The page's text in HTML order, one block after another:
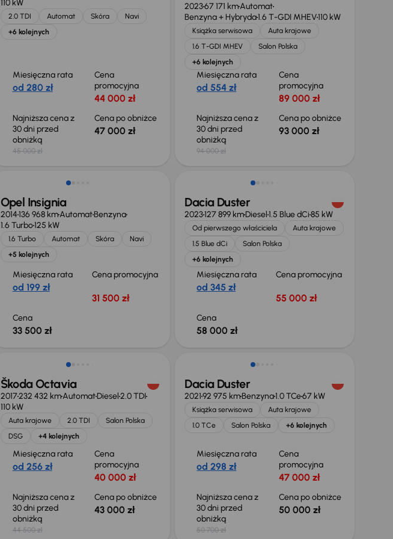
110 kW
2.0 TDI Automat Skóra
Navi
+6 kolejnych
Miesięczna rata
od 280 zł
Cena
promocyjna
44 000 zł
Najniższa cena z
30 dni przed
obniżką
45 000 zł
Cena po obniżce
47 000 zł
202367 171 kmAutomat
Benzyna + Hybryda1.6 T-GDI MHEV110 kW
Książka serwisowa
Auta krajowe
1.6 T-GDI MHEV
Salon Polska
+6 kolejnych
Miesięczna rata
od 554 zł
Cena
promocyjna
89 000 zł
Najniższa cena z
30 dni przed
obniżką
94 000 zł
Cena po obniżce
93 000 zł
Opel Insignia
2014136 968 kmAutomatBenzyna
1.6 Turbo125 kW
1.6 Turbo Automat Skóra
Navi
+5 kolejnych
Miesięczna rata
od 199 zł
Cena promocyjna
31 500 zł
Cena
33 500 zł
Możliwość odliczenia VAT
Dacia Duster
2023127 899 kmDiesel1.5 Blue dCi85 kW
Od pierwszego właściciela
Auta krajowe
1.5 Blue dCi
Salon Polska
+6 kolejnych
Miesięczna rata
od 345 zł
Cena promocyjna
55 000 zł
Cena
58 000 zł
Taniej o 1 500 zł
Škoda Octavia
2017232 432 kmAutomatDiesel2.0 TDI
110 kW
Auta krajowe 2.0 TDI
Salon Polska
DSG
+4 kolejnych
Miesięczna rata
od 256 zł
Cena
promocyjna
40 000 zł
Najniższa cena z
30 dni przed
obniżką
44 500 zł
Cena po obniżce
43 000 zł
Taniej o 700 zł
Dacia Duster
202192 975 kmBenzyna1.0 TCe67 kW
Książka serwisowa
Auta krajowe
1.0 TCe
Salon Polska +6 kolejnych
Miesięczna rata
od 298 zł
Cena
promocyjna
47 000 zł
Najniższa cena z
30 dni przed
obniżką
50 700 zł
Cena po obniżce
50 000 zł